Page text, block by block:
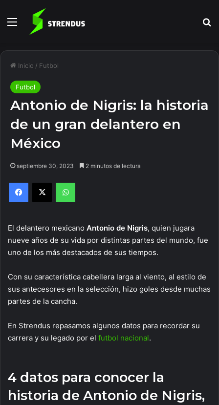
Menú
Inicio / Futbol
Futbol
Antonio de Nigris: la historia
de un gran delantero en
México
septiembre 30, 2023 2 minutos de lectura
Facebook
X WhatsApp
El delantero mexicano Antonio de Nigris, quien jugara
nueve años de su vida por distintas partes del mundo, fue
uno de los más destacados de sus tiempos.
Con su característica cabellera larga al viento, al estilo de
sus antecesores en la selección, hizo goles desde muchas
partes de la cancha.
En Strendus repasamos algunos datos para recordar su
carrera y su legado por el futbol nacional.
4 datos para conocer la
historia de Antonio de Nigris,